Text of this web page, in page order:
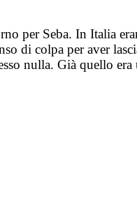
per Seba. In Italia
di colpa per aver
nulla. Già quello